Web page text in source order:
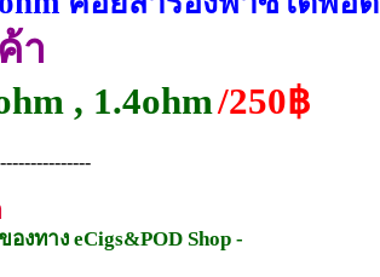
า
, 1.4ohm/250฿
ทาง eCigs&POD Shop -